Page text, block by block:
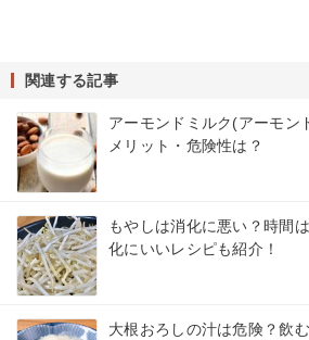
関連する記事
アーモンドミルク(アーモン
メリット・危険性は？
もやしは消化に悪い？時間
化にいいレシピも紹介！
大根おろしの汁は危険？飲